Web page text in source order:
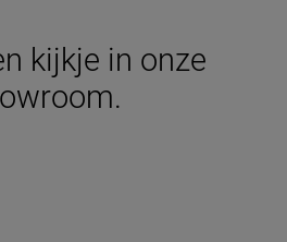
kijkje in onze